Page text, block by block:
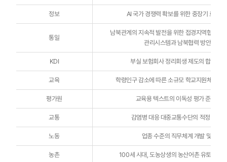
정보 AI 국가 경쟁력 확보를 위한 중장기 로드
통일
남북관계의 지속적 발전을 위한 접경지역협력 종
관리시스템과 남북협력 방안(1/3
KDI 부실 보험회사 정리회생 제도의 합리적
교육 학령인구 감소에 따른 소규모 학교지원체제 구
평가원 교육용 텍스트의 이독성 평가 준거 개
교통 감염병 대응 대중교통수단의 적정 공급
노동 업종 수준의 직무체계 개발 및 활용
농촌 100세 시대, 도농상생의 농산어촌 유토피아